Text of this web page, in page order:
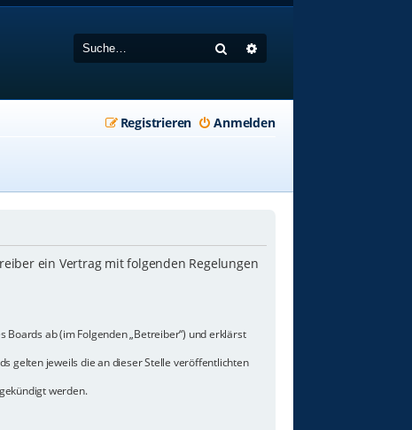
Suche
Anmelden
Registrieren
ein Vertrag mit folgenden Regelungen
ab (im Folgenden „Betreiber“) und erklärst
gelten jeweils die an dieser Stelle veröffentlichten
werden.